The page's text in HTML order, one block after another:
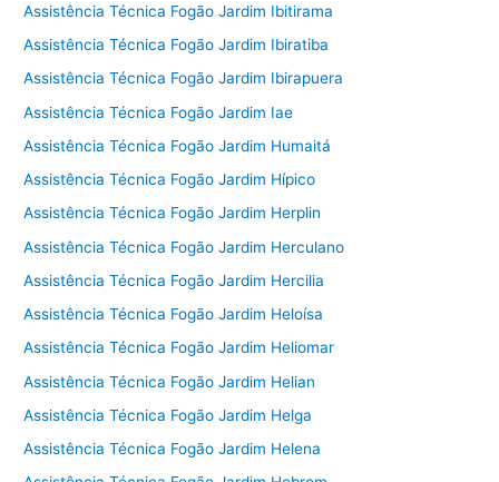
Assistência Técnica Fogão Jardim Ibitirama
Assistência Técnica Fogão Jardim Ibiratiba
Assistência Técnica Fogão Jardim Ibirapuera
Assistência Técnica Fogão Jardim Iae
Assistência Técnica Fogão Jardim Humaitá
Assistência Técnica Fogão Jardim Hípico
Assistência Técnica Fogão Jardim Herplin
Assistência Técnica Fogão Jardim Herculano
Assistência Técnica Fogão Jardim Hercilia
Assistência Técnica Fogão Jardim Heloísa
Assistência Técnica Fogão Jardim Heliomar
Assistência Técnica Fogão Jardim Helian
Assistência Técnica Fogão Jardim Helga
Assistência Técnica Fogão Jardim Helena